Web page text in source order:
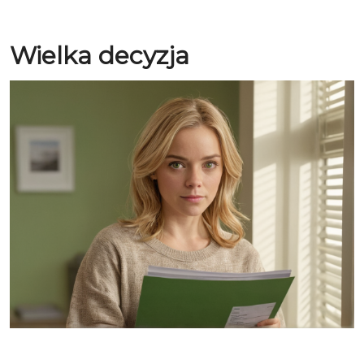
Wielka decyzja